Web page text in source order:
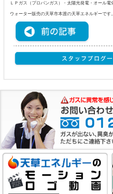
ＬＰガス（プロパンガス）・太陽光発電・オール
ウォーター販売の天草市本渡の天草エネルギーです。